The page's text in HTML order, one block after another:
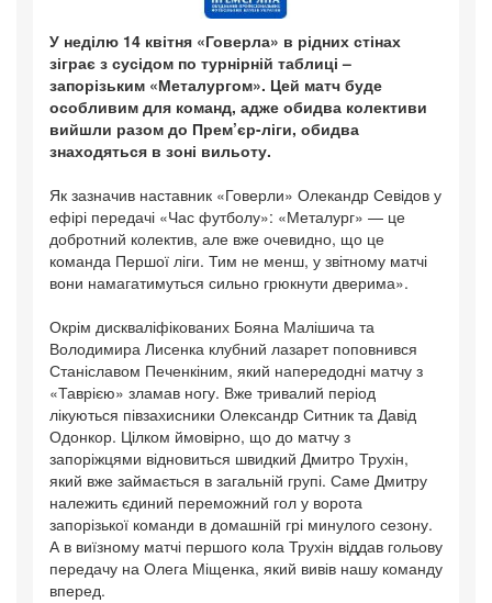
У неділю 14 квітня «Говерла» в рідних стінах
зіграє з сусідом по турнірній таблиці –
запорізьким «Металургом». Цей матч буде
особливим для команд, адже обидва колективи
вийшли разом до Прем’єр-ліги, обидва
знаходяться в зоні вильоту.
Як зазначив наставник «Говерли» Олекандр Севідов у
ефірі передачі «Час футболу»: «Металург» — це
добротний колектив, але вже очевидно, що це
команда Першої ліги. Тим не менш, у звітному матчі
вони намагатимуться сильно грюкнути дверима».
Окрім дискваліфікованих Бояна Малішича та
Володимира Лисенка клубний лазарет поповнився
Станіславом Печенкіним, який напередодні матчу з
«Таврією» зламав ногу. Вже тривалий період
лікуються півзахисники Олександр Ситник та Давід
Одонкор. Цілком ймовірно, що до матчу з
запоріжцями відновиться швидкий Дмитро Трухін,
який вже займається в загальній групі. Саме Дмитру
належить єдиний переможний гол у ворота
запорізької команди в домашній грі минулого сезону.
А в виїзному матчі першого кола Трухін віддав гольову
передачу на Олега Міщенка, який вивів нашу команду
вперед.